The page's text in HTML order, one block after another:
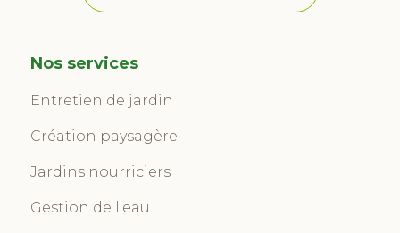
Nos services
Entretien de jardin
Création paysagère
Jardins nourriciers
Gestion de l'eau